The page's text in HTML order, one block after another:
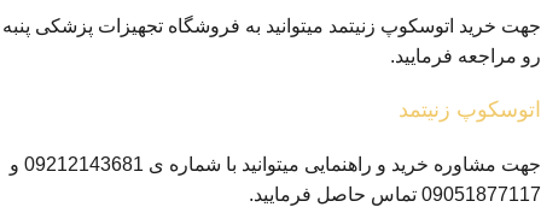
جهت خرید اتوسکوپ زنیتمد میتوانید به فروشگاه تجهیزات پزشکی پنبه
رو مراجعه فرمایید.
اتوسکوپ زنیتمد
جهت مشاوره خرید و راهنمایی میتوانید با شماره ی 09212143681 و
09051877117 تماس حاصل فرمایید.